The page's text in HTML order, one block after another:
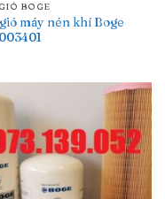
BOGE
máy nén khí Boge